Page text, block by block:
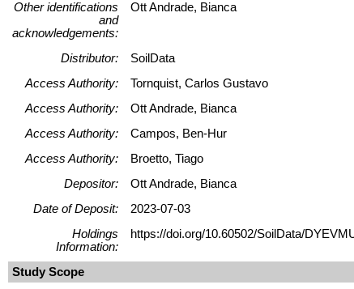
Other identifications
and
acknowledgements:
Ott Andrade, Bianca
Distributor:
SoilData
Access Authority:
Tornquist, Carlos Gustavo
Access Authority:
Ott Andrade, Bianca
Access Authority:
Campos, Ben-Hur
Access Authority:
Broetto, Tiago
Depositor:
Ott Andrade, Bianca
Date of Deposit:
2023-07-03
Holdings
Information:
https://doi.org/10.60502/SoilData/
Study Scope